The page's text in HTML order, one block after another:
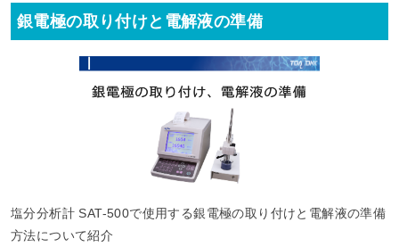
銀電極の取り付けと電解液の準備
塩分分析計 SAT-500で使用する銀電極の取り付けと電解液の準備
方法について紹介